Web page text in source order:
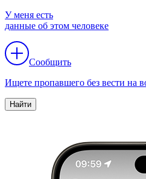
У меня есть
данные об этом человеке
Сообщить
Ищете пропавшего без вести на
Найти